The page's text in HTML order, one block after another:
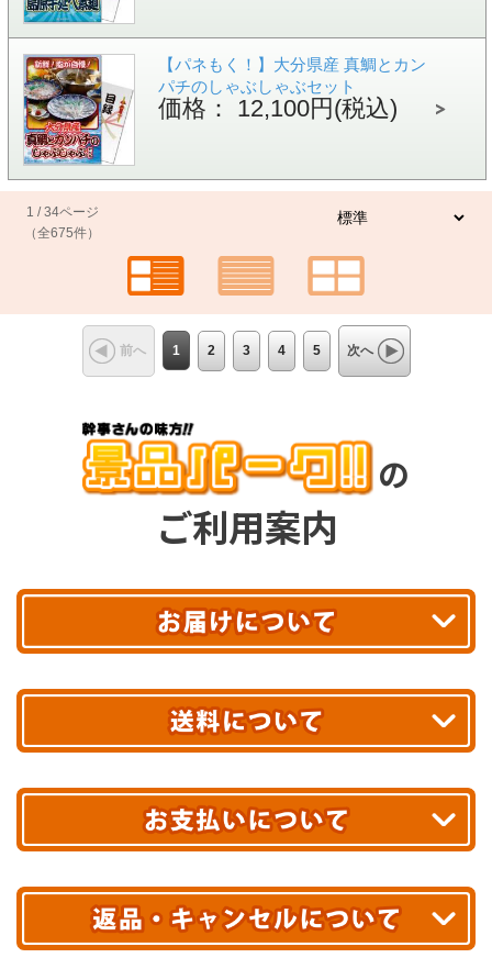
【パネもく！】大分県産 真鯛とカン
パチのしゃぶしゃぶセット
価格： 12,100円(税込)
1 / 34ページ
（全675件）
前へ 1 2 3 4 5 次へ
の
ご利用案内
最短翌日お届け!
あす着エリアが対象です。
エリアやお届け日の確認はこちら▶
※ 配送業者による配送遅延が生じる可能性がございます。
※ 沖縄・離島はお届けできません。
送料無料!
10,000円未満 全国一律1,100円(税込)
配送業者
ヤマト運輸
クレジットカード